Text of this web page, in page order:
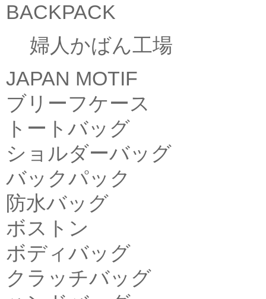
BACKPACK
婦人かばん工場
JAPAN MOTIF
ブリーフケース
トートバッグ
ショルダーバッグ
バックパック
防水バッグ
ボストン
ボディバッグ
クラッチバッグ